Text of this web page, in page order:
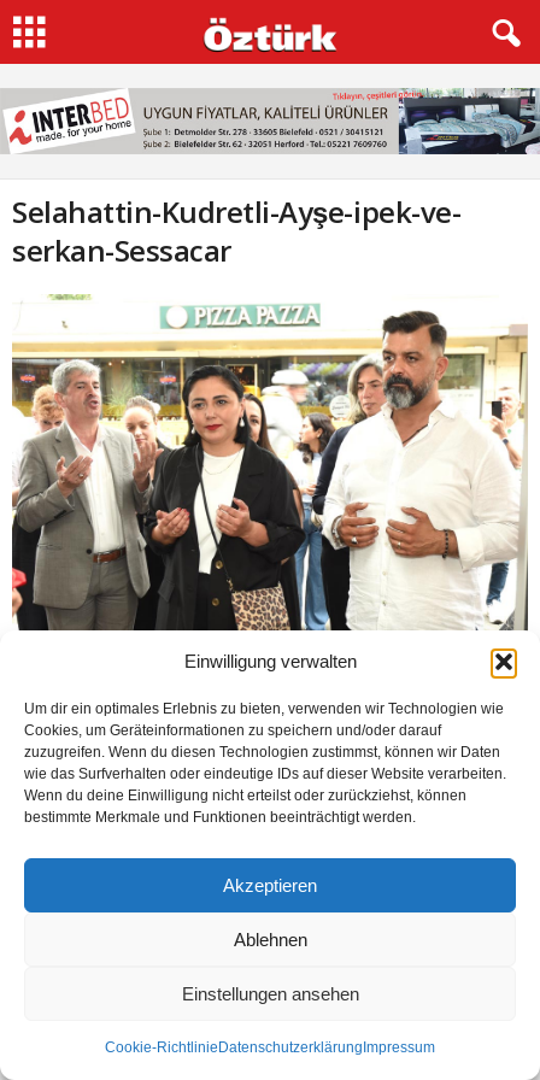
Einwilligung verwalten
Um dir ein optimales Erlebnis zu bieten, verwenden wir Technologien wie
Cookies, um Geräteinformationen zu speichern und/oder darauf
zuzugreifen. Wenn du diesen Technologien zustimmst, können wir Daten
wie das Surfverhalten oder eindeutige IDs auf dieser Website verarbeiten.
Wenn du deine Einwilligung nicht erteilst oder zurückziehst, können
bestimmte Merkmale und Funktionen beeinträchtigt werden.
Akzeptieren
Ablehnen
Einstellungen ansehen
Cookie-Richtlinie Datenschutzerklärung Impressum
Selahattin-Kudretli-Ayşe-ipek-ve-
serkan-Sessacar
Datenschutzerklärung
© Öztürk Gazetesi 1986 – 2026